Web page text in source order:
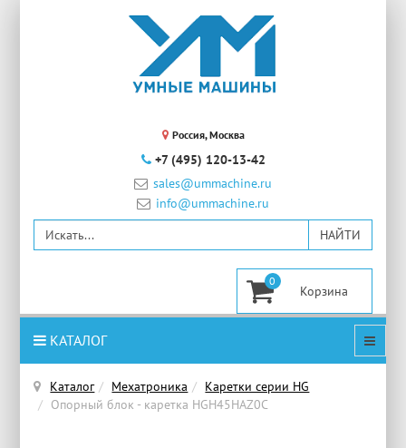
Россия, Москва
+7 (495) 120-13-42
sales@ummachine.ru
info@ummachine.ru
0
КАТАЛОГ
Каталог Мехатроника
Каретки серии HG
Опорный блок - каретка HGH45HAZ0C